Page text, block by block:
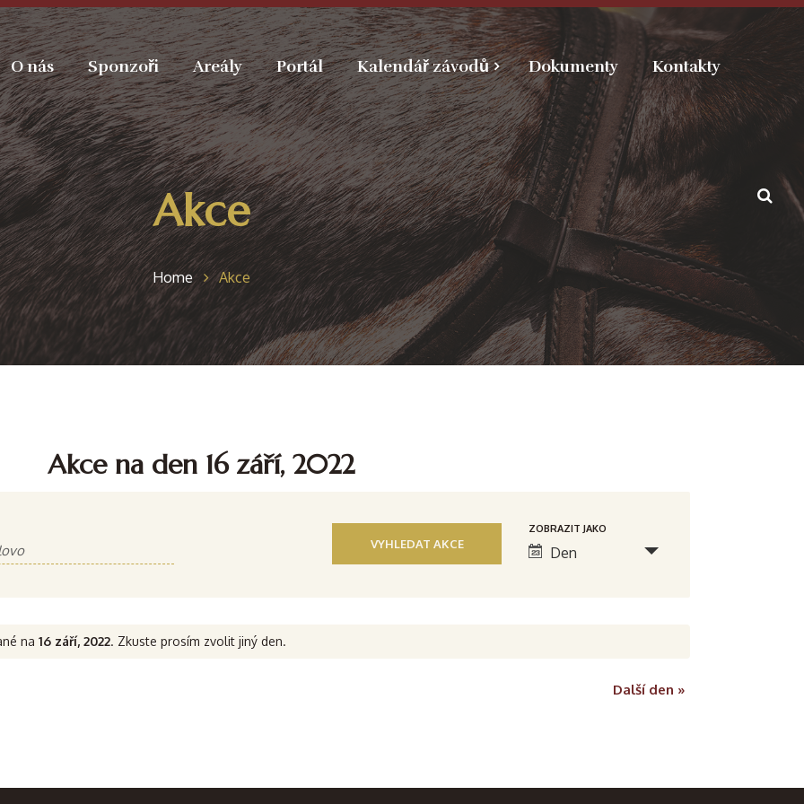
O nás Sponzoři Areály Portál Kalendář závodů Dokumenty Kontakty
Akce
Home Akce
Akce na den 16 září, 2022
N
e
ZOBRAZIT JAKO
Den
na 16 září, 2022. Zkuste prosím zvolit jiný den.
Další den »